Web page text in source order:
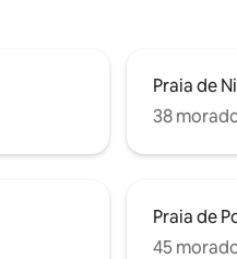
Praia de
38
Praia de
45